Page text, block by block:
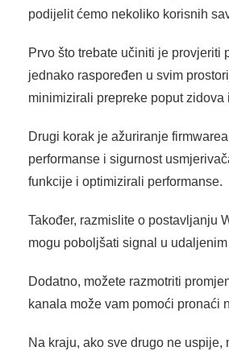
podijelit ćemo nekoliko korisnih
Prvo što trebate učiniti je
jednako raspoređen u svim
minimizirali prepreke poput zidova
Drugi korak je ažuriranje
performanse i sigurnost
funkcije i optimizirali performanse.
Također, razmislite o postavljanju
mogu poboljšati signal u
Dodatno, možete razmotriti
kanala može vam pomoći pronaći
Na kraju, ako sve drugo ne